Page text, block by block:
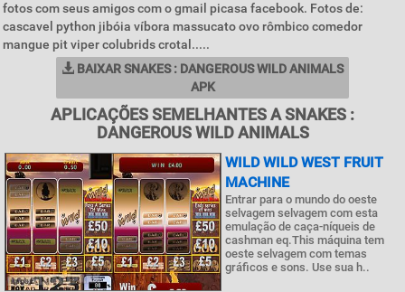
fotos com seus amigos com o gmail picasa facebook. Fotos de:
cascavel python jibóia víbora massucato ovo rômbico comedor
mangue pit viper colubrids crotal.....
BAIXAR SNAKES : DANGEROUS WILD ANIMALS
APK
APLICAÇÕES SEMELHANTES A SNAKES :
DANGEROUS WILD ANIMALS
WILD WILD WEST FRUIT
MACHINE
Entrar para o mundo do oeste
selvagem selvagem com esta
emulação de caça-níqueis de
cashman eq.This máquina tem
oeste selvagem com temas
gráficos e sons. Use sua h..